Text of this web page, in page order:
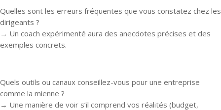
Quelles sont les erreurs fréquentes que vous constatez chez les
dirigeants ?
→ Un coach expérimenté aura des anecdotes précises et des
exemples concrets.
Quels outils ou canaux conseillez-vous pour une entreprise
comme la mienne ?
→ Une manière de voir s’il comprend vos réalités (budget,